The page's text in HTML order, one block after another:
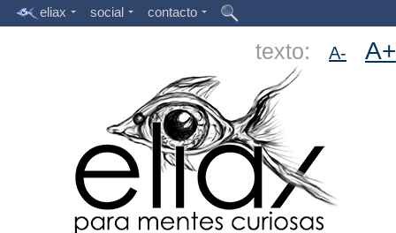
eliax social contacto
texto: A- A+